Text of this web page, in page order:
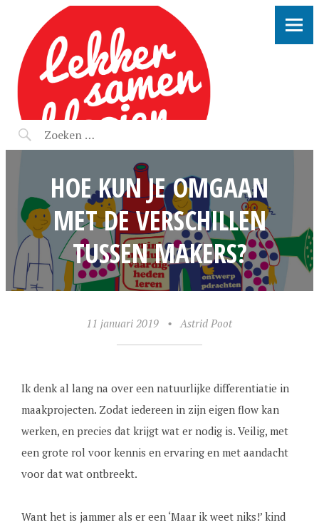
LEKKER SAMEN KLOOIEN
HOE KUN JE OMGAAN
MET DE VERSCHILLEN
TUSSEN MAKERS?
11 januari 2019 • Astrid Poot
Ik denk al lang na over een natuurlijke differentiatie in
maakprojecten. Zodat iedereen in zijn eigen flow kan
werken, en precies dat krijgt wat er nodig is. Veilig, met
een grote rol voor kennis en ervaring en met aandacht
voor dat wat ontbreekt.
Want het is jammer als er een ‘Maar ik weet niks!’ kind